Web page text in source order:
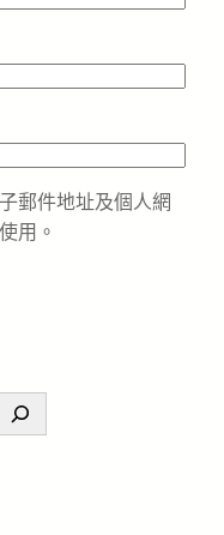
郵件地址及個人網
用。